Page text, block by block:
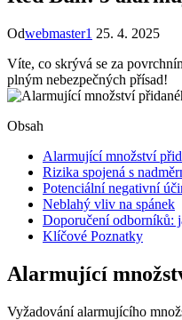
Odwebmaster1 25. 4. 2025
Víte, co skrývá se za
plným nebezpečných přísad!
Obsah
Alarmující množství
Rizika spojená s
Potenciální negativní
Neblahý vliv na spánek
Doporučení odborníků:
Klíčové Poznatky
Alarmující
Vyžadování alarmujícího